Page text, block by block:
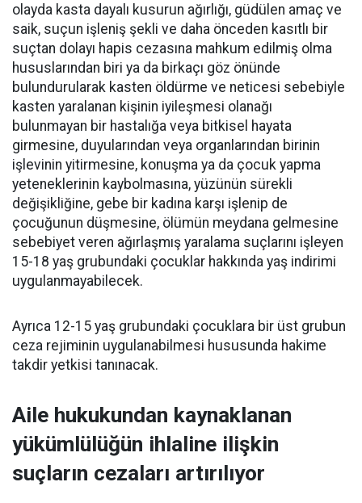
olayda kasta dayalı kusurun ağırlığı, güdülen amaç ve
saik, suçun işleniş şekli ve daha önceden kasıtlı bir
suçtan dolayı hapis cezasına mahkum edilmiş olma
hususlarından biri ya da birkaçı göz önünde
bulundurularak kasten öldürme ve neticesi sebebiyle
kasten yaralanan kişinin iyileşmesi olanağı
bulunmayan bir hastalığa veya bitkisel hayata
girmesine, duyularından veya organlarından birinin
işlevinin yitirmesine, konuşma ya da çocuk yapma
yeteneklerinin kaybolmasına, yüzünün sürekli
değişikliğine, gebe bir kadına karşı işlenip de
çocuğunun düşmesine, ölümün meydana gelmesine
sebebiyet veren ağırlaşmış yaralama suçlarını işleyen
15-18 yaş grubundaki çocuklar hakkında yaş indirimi
uygulanmayabilecek.
Ayrıca 12-15 yaş grubundaki çocuklara bir üst grubun
ceza rejiminin uygulanabilmesi hususunda hakime
takdir yetkisi tanınacak.
Aile hukukundan kaynaklanan
yükümlülüğün ihlaline ilişkin
suçların cezaları artırılıyor